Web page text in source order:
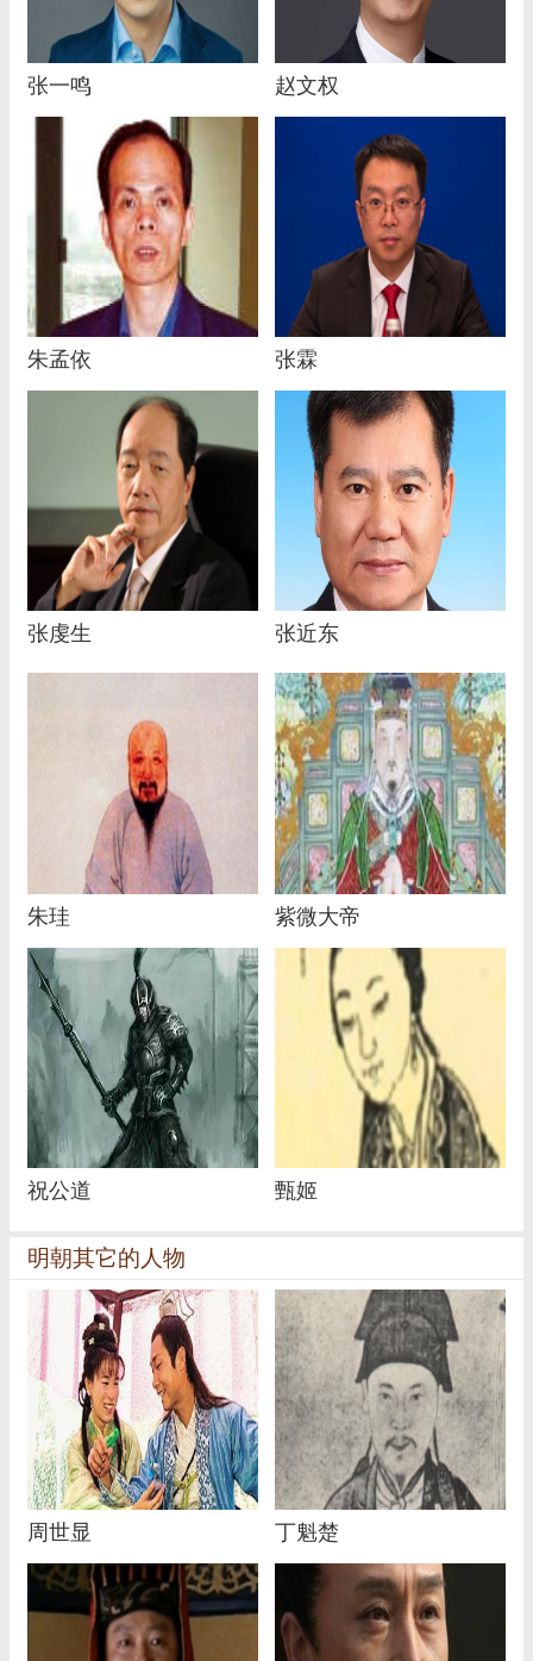
张一鸣 赵文权
朱孟依 张霖
张虔生 张近东
朱珪 紫微大帝
祝公道 甄姬
明朝其它的人物
周世显 丁魁楚